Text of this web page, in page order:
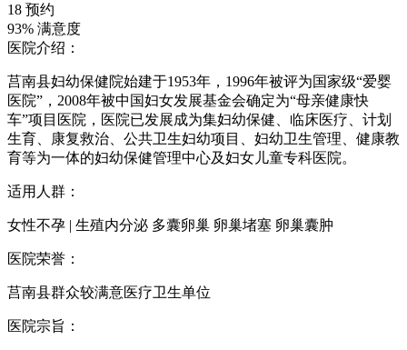
18 预约
93% 满意度
医院介绍：
莒南县妇幼保健院始建于1953年，1996年被评为国家级“爱婴
医院”，2008年被中国妇女发展基金会确定为“母亲健康快
车”项目医院，医院已发展成为集妇幼保健、临床医疗、计划
生育、康复救治、公共卫生妇幼项目、妇幼卫生管理、健康教
育等为一体的妇幼保健管理中心及妇女儿童专科医院。
适用人群：
女性不孕 | 生殖内分泌 多囊卵巢 卵巢堵塞 卵巢囊肿
医院荣誉：
莒南县群众较满意医疗卫生单位
医院宗旨：